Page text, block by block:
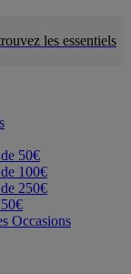
les essentiels
50€
100€
250€
Occasions